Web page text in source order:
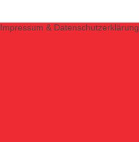
Impressum & Datenschutzerklärung